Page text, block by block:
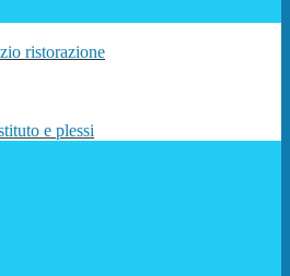
ristorazione
e plessi